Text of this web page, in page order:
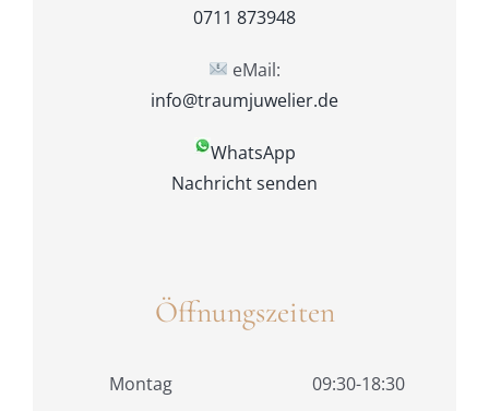
0711 873948
eMail:
info@traumjuwelier.de
WhatsApp
Nachricht senden
Öffnungszeiten
Montag
09:30-18:30